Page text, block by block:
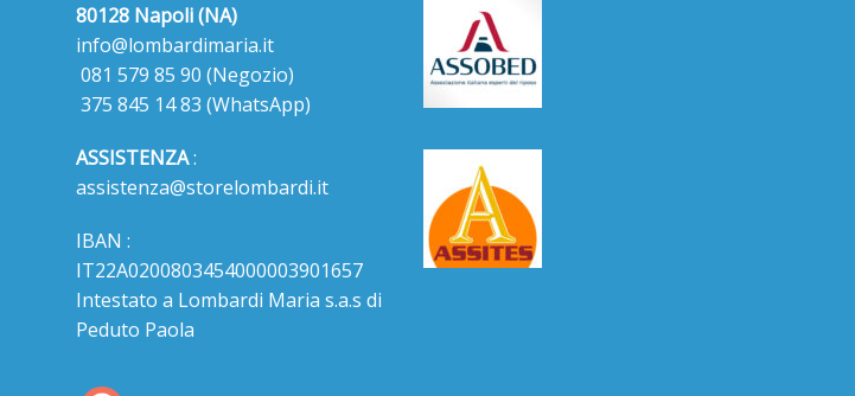
80128 Napoli (NA)
info@lombardimaria.it
081 579 85 90 (Negozio)
375 845 14 83 (WhatsApp)
ASSISTENZA:
assistenza@storelombardi.it
IBAN :
IT22A0200803454000003901657
Intestato a Lombardi Maria s.a.s di
Peduto Paola